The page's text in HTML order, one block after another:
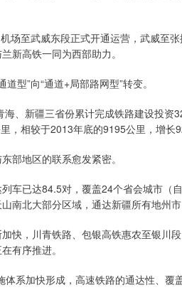
场至武威东段正式开通运营，武威至
新高铁一同为西部助力。
型”向“通道+局部路网型”转变。
、新疆三省份累计完成铁路建设投
，相较于2013年底的9195公里，增长
部地区的联系愈发紧密。
车已达84.5对，覆盖24个省会城市（
南北大部分区域，通达新疆所有地州
快，川青铁路、包银高铁惠农至银川
有序推进。
系加快形成，高速铁路的通达性、覆